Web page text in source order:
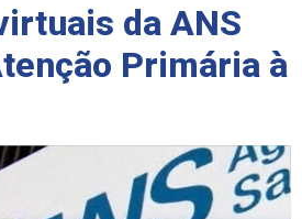
da ANS
Primária à